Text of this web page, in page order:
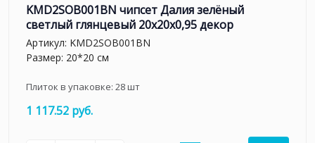
KMD2SOB001BN чипсет Далия зелёный
светлый глянцевый 20x20x0,95 декор
Артикул: KMD2SOB001BN
Размер: 20*20 см
Плиток в упаковке: 28шт
1 117.52 руб.